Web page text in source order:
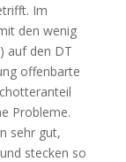
Im
den wenig
auf den DT
offenbarte
Probleme.
sehr gut,
stecken so